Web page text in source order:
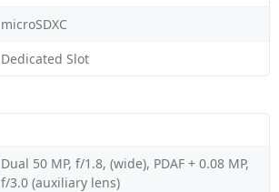
microSDXC
Dedicated Slot
Dual 50 MP, f/1.8, (wide), PDAF + 0.08 MP,
f/3.0 (auxiliary lens)